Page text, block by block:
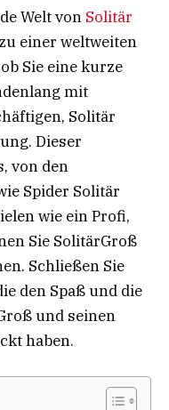
Welt von Solitär
einer weltweiten
Sie eine kurze
mit
Solitär
Dieser
von den
Spider Solitär
wie ein Profi,
Sie SolitärGroß
Schließen Sie
den Spaß und die
und seinen
haben.